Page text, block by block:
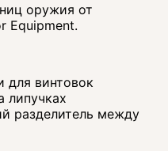
оружия от
Equipment.
для винтовок
разделитель между